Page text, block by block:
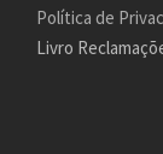
Política de
Livro